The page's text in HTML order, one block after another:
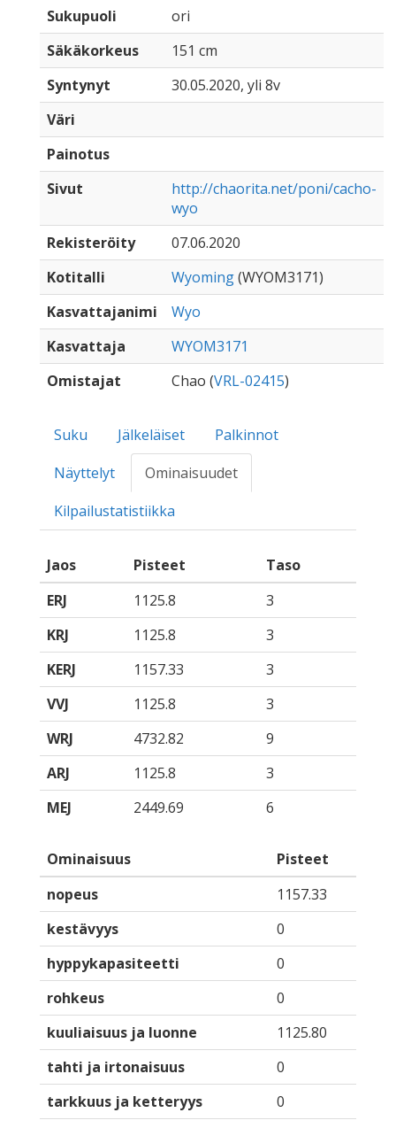
Sukupuoli
ori
Säkäkorkeus
151 cm
Syntynyt
30.05.2020, yli 8v
Väri
Painotus
Sivut
http://chaorita.net/poni/cacho-
wyo
Rekisteröity
07.06.2020
Kotitalli
Wyoming(WYOM3171)
Kasvattajanimi
Wyo
Kasvattaja
WYOM3171
Omistajat
Chao (VRL-02415)
Suku Jälkeläiset
Palkinnot
Näyttelyt
Ominaisuudet
Kilpailustatistiikka
Jaos Pisteet
Taso
ERJ
1125.8
3
KRJ
1125.8
3
KERJ
1157.33
3
VVJ
1125.8
3
WRJ
4732.82
9
ARJ
1125.8
3
MEJ
2449.69 6
Ominaisuus
Pisteet
nopeus
1157.33
kestävyys
0
hyppykapasiteetti
0
rohkeus
0
kuuliaisuus ja luonne
1125.80
tahti ja irtonaisuus
0
tarkkuus ja ketteryys
0